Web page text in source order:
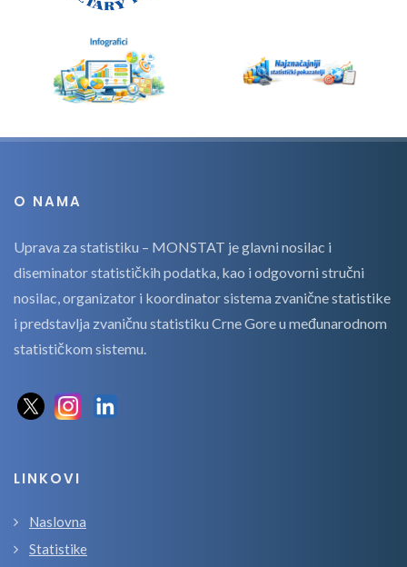
O NAMA
Uprava za statistiku – MONSTAT je glavni nosilac i
diseminator statističkih podatka, kao i odgovorni stručni
nosilac, organizator i koordinator sistema zvanične statistike
i predstavlja zvaničnu statistiku Crne Gore u međunarodnom
statističkom sistemu.
LINKOVI
Naslovna
Statistike